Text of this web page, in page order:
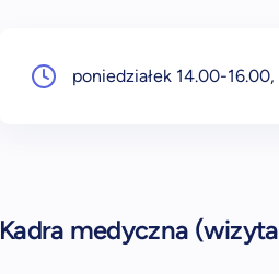
poniedziałek 14.00-16.00,
Kadra medyczna